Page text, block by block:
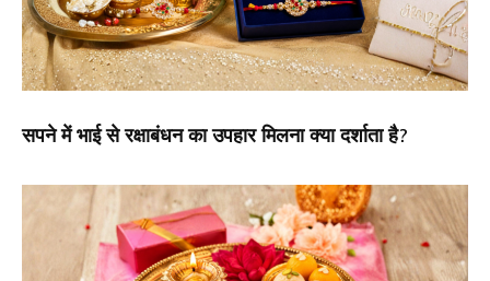
सपने में भाई से रक्षाबंधन का उपहार मिलना क्या दर्शाता है?